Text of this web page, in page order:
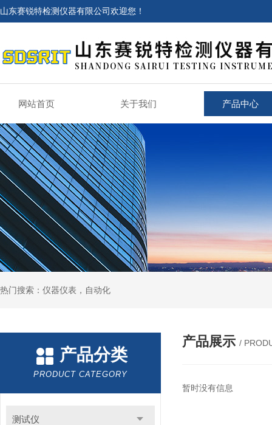
山东赛锐特检测仪器有限公司欢迎您！
网站首页 关于我们 产品中心
热门搜索：仪器仪表，自动化
产品分类
PRODUCT CATEGORY
测试仪
产品展示 /
暂时没有信息